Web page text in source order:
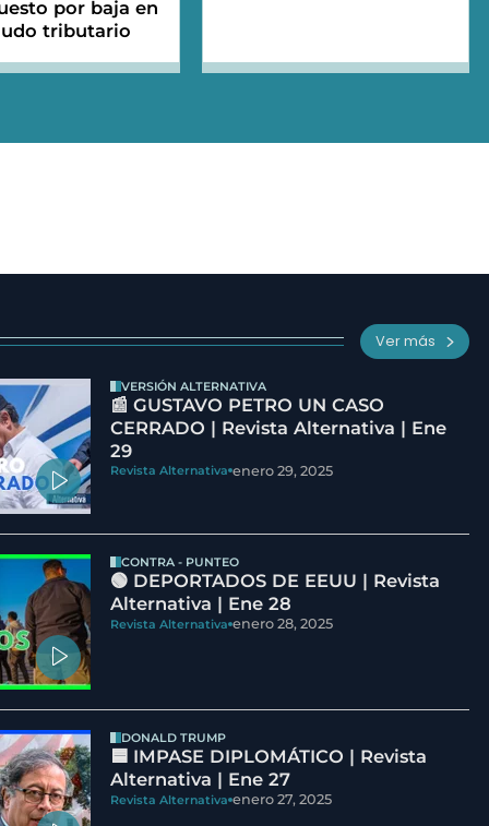
por baja en
tributario
Ver más
VERSIÓN ALTERNATIVA
📰 GUSTAVO PETRO UN CASO
CERRADO | Revista Alternativa | Ene
29
Revista Alternativa enero 29, 2025
CONTRA - PUNTEO
🟢 DEPORTADOS DE EEUU | Revista
Alternativa | Ene 28
Revista Alternativa enero 28, 2025
DONALD TRUMP
🟦 IMPASE DIPLOMÁTICO | Revista
Alternativa | Ene 27
Revista Alternativa enero 27, 2025